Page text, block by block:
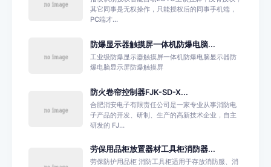
其它同事是无权操作，只能授权后的同事手机端，
PC端才...
防爆显示器触摸屏一体机防爆电脑...
工业级防爆显示器触摸屏一体机防爆电脑显示器防
爆电脑显示屏防爆触摸屏
防火卷帘控制器FJK-SD-X...
合肥消安电子有限责任公司是一家专业从事消防电
子产品的开发、研制、生产的高新技术企业，自主
研发的 FJ...
劳保用品柜放置器材工具柜消防器...
劳保防护用品柜 消防工具柜适用于存放消防服、消